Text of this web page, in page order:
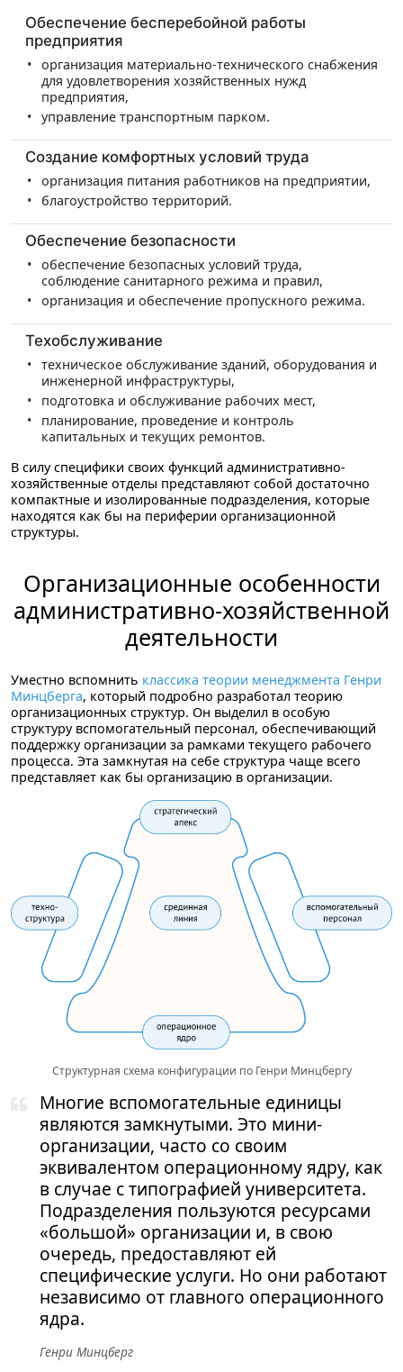
Обеспечение бесперебойной работы
предприятия
организация материально-технического снабжения
для удовлетворения хозяйственных нужд
предприятия,
управление транспортным парком.
Создание комфортных условий труда
организация питания работников на предприятии,
благоустройство территорий.
Обеспечение безопасности
обеспечение безопасных условий труда,
соблюдение санитарного режима и правил,
организация и обеспечение пропускного режима.
Техобслуживание
техническое обслуживание зданий, оборудования и
инженерной инфраструктуры,
подготовка и обслуживание рабочих мест,
планирование, проведение и контроль
капитальных и текущих ремонтов.
В силу специфики своих функций административно-
хозяйственные отделы представляют собой достаточно
компактные и изолированные подразделения, которые
находятся как бы на периферии организационной
структуры.
Организационные особенности
административно-хозяйственной
деятельности
Уместно вспомнить классика теории менеджмента Генри
Минцберга, который подробно разработал теорию
организационных структур. Он выделил в особую
структуру вспомогательный персонал, обеспечивающий
поддержку организации за рамками текущего рабочего
процесса. Эта замкнутая на себе структура чаще всего
представляет как бы организацию в организации.
Структурная схема конфигурации по Генри Минцбергу
Многие вспомогательные единицы
являются замкнутыми. Это мини-
организации, часто со своим
эквивалентом операционному ядру, как
в случае с типографией университета.
Подразделения пользуются ресурсами
«большой» организации и, в свою
очередь, предоставляют ей
специфические услуги. Но они работают
независимо от главного операционного
ядра.
Генри Минцберг